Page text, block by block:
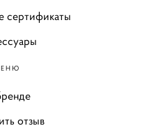
сертификаты
отзыв